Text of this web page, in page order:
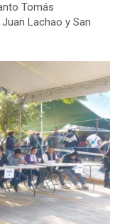
Tomás
Lachao y San